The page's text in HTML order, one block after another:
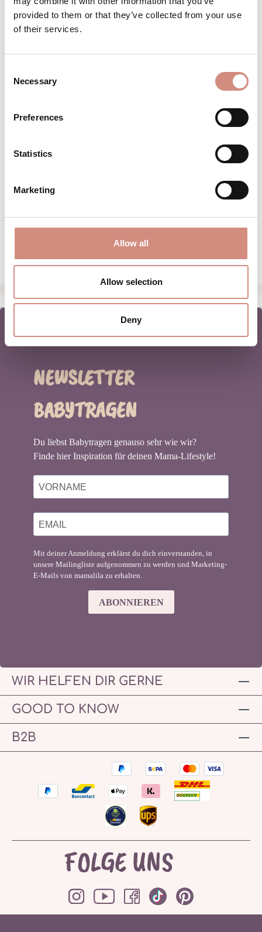
provided to them or that they’ve collected from your use
of their services.
Selection
Necessary
Preferences
Statistics
Marketing
Allow all
Allow selection
Deny
Produktnummer:
BESCHREIBUNG
oder "nur" für dich! Wie jede Tragejacke
MATERIAL
PFLEGEHINWEISE
HERSTELLERANGABEN
NEWSLETTER
BABYTRAGEN
Du liebst Babytragen genauso sehr wie wir?
Finde hier Inspiration für deinen Mama-Lifestyle!
Mit deiner Anmeldung erklärst du dich einverstanden, in
unsere Mailingliste aufgenommen zu werden und Marketing-
E-Mails von mamalila zu erhalten.
ABONNIEREN
WIR HELFEN DIR GERNE
GOOD TO KNOW
B2B
FOLGE UNS